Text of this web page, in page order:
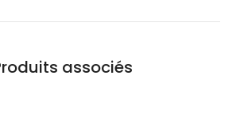
associés